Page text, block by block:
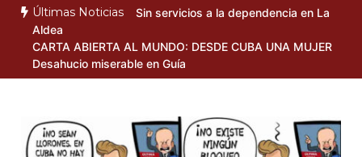
Últimas Noticias
Sin servicios a la dependencia en La
Aldea
CARTA ABIERTA AL MUNDO: DESDE CUBA UNA MUJER
Desahucio miserable en Guía